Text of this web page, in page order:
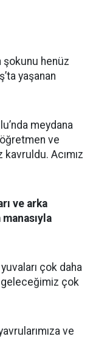
şokunu henüz
yaşanan
meydana
ve
Acımız
ve arka
çok daha
geleceğimiz çok
ve